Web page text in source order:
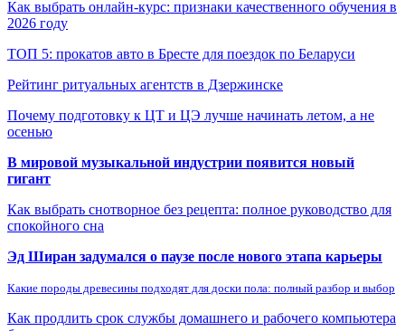
Как выбрать онлайн-курс: признаки качественного обучения в
2026 году
ТОП 5: прокатов авто в Бресте для поездок по Беларуси
Рейтинг ритуальных агентств в Дзержинске
Почему подготовку к ЦТ и ЦЭ лучше начинать летом, а не
осенью
В мировой музыкальной индустрии появится новый
гигант
Как выбрать снотворное без рецепта: полное руководство для
спокойного сна
Эд Ширан задумался о паузе после нового этапа карьеры
Какие породы древесины подходят для доски пола: полный разбор и выбор
Как продлить срок службы домашнего и рабочего компьютера